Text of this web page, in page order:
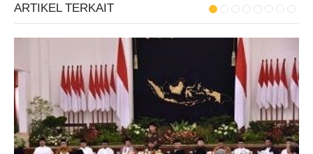
ARTIKEL TERKAIT